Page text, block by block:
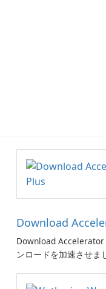
Download
Download Accelerator
ンロードを加速させま